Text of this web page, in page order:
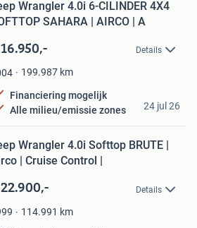
Wrangler 4.0i 6-CILINDER 4X4
SAHARA | AIRCO | A
Details
199.987 km
Financiering mogelijk
Alle milieu/emissie zones
24 jul 26
Wrangler 4.0i Softtop BRUTE |
| Cruise Control |
Details
114.991 km